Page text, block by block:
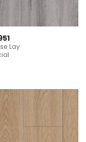
Lay